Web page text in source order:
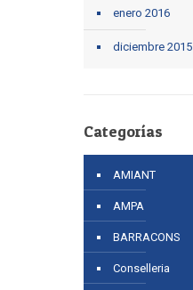
enero 2016
diciembre 2015
Categorías
AMIANT
AMPA
BARRACONS
Conselleria